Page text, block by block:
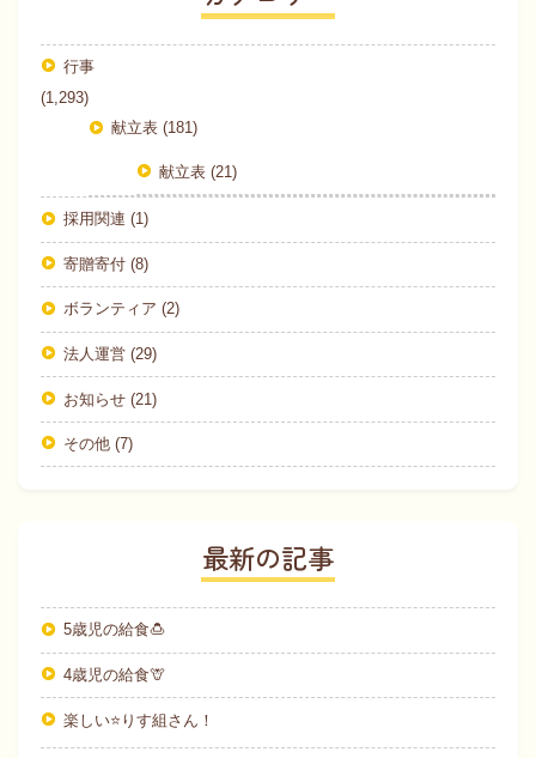
行事
(1,293)
献立表 (181)
献立表 (21)
採用関連 (1)
寄贈寄付 (8)
ボランティア (2)
法人運営 (29)
お知らせ (21)
その他 (7)
最新の記事
5歳児の給食🍮
4歳児の給食🦒
楽しい⭐りす組さん！